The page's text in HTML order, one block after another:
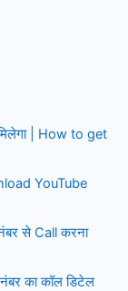
| How to get
YouTube
से Call करना
का कॉल डिटेल